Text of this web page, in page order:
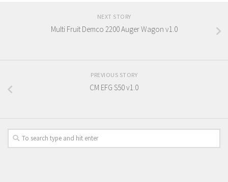
NEXT STORY
Multi Fruit Demco 2200 Auger Wagon v1.0
PREVIOUS STORY
CM EFG S50 v1.0